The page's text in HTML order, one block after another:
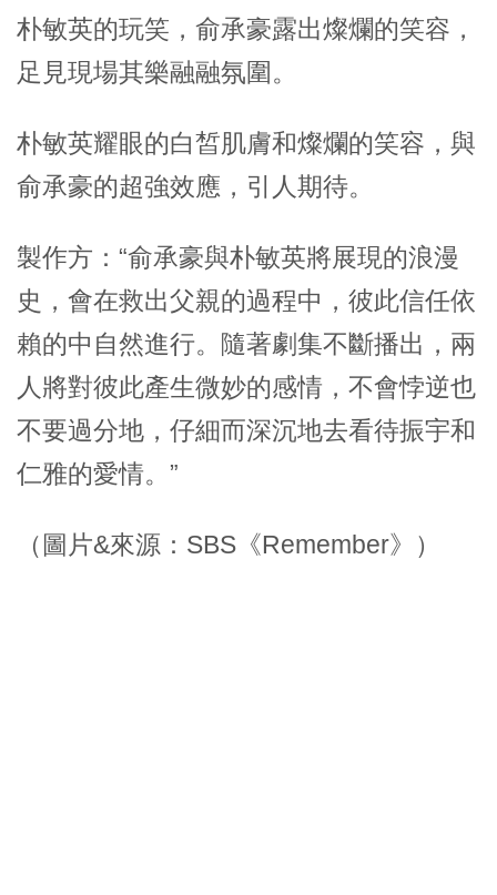
朴敏英的玩笑，俞承豪露出燦爛的笑容，
足見現場其樂融融氛圍。
朴敏英耀眼的白皙肌膚和燦爛的笑容，與
俞承豪的超強效應，引人期待。
製作方：“俞承豪與朴敏英將展現的浪漫
史，會在救出父親的過程中，彼此信任依
賴的中自然進行。隨著劇集不斷播出，兩
人將對彼此產生微妙的感情，不會悖逆也
不要過分地，仔細而深沉地去看待振宇和
仁雅的愛情。”
（圖片&來源：SBS《Remember》）